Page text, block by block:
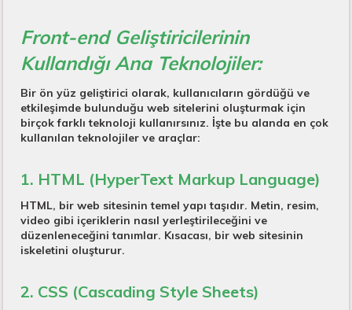
Front-end Geliştiricilerinin
Kullandığı Ana Teknolojiler:
Bir ön yüz geliştirici olarak, kullanıcıların gördüğü ve
etkileşimde bulunduğu web sitelerini oluşturmak için
birçok farklı teknoloji kullanırsınız. İşte bu alanda en çok
kullanılan teknolojiler ve araçlar:
1. HTML (HyperText Markup Language)
HTML, bir web sitesinin temel yapı taşıdır. Metin, resim,
video gibi içeriklerin nasıl yerleştirileceğini ve
düzenleneceğini tanımlar. Kısacası, bir web sitesinin
iskeletini oluşturur.
2. CSS (Cascading Style Sheets)